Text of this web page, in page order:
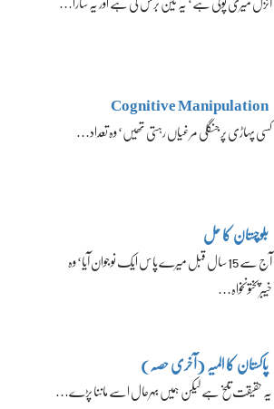
Cognitive Manipulation
کسی پہاڑی پر جنگلی مرغیاں رہتی تھیں‘ وہ تعداد…
بلوچستان کا حل
آج سے 15 سال قبل میرے پاس ایک نوجوان آیا‘ وہ
خیبرپختونخواہ…
پاکستان کا المیہ (آخری حصہ)
یہ حقیقت تلخ ہے لیکن ہمیں بہرحال اسے ماننا پڑے…